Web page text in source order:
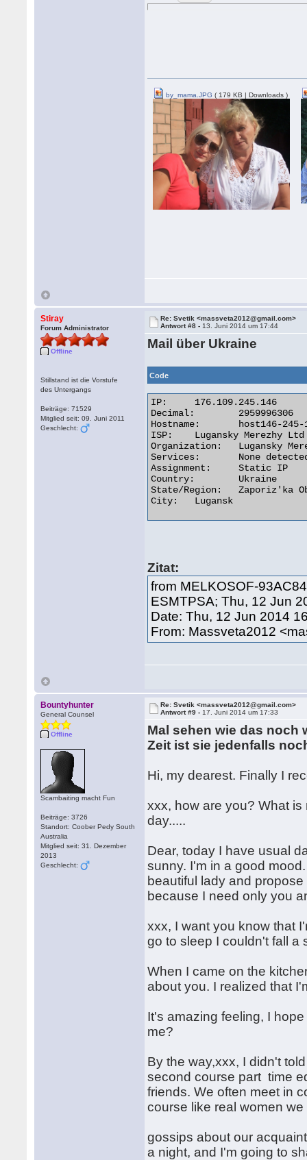
by_mama.JPG ( 179 KB | Downloads )
Stiray
Forum Administrator
Offline
Stillstand ist die Vorstufe
des Untergangs
Beiträge: 71529
Mitglied seit: 09. Juni 2011
Geschlecht:
Re: Svetik <massveta2012@gmail.com>
Antwort #8 - 13. Juni 2014 um 17:44
Mail über Ukraine
Code
IP:	176.109.245.146
Decimal:	2959996306
Hostname:	host146-245-109-176.lds.net.ua
ISP:	Lugansky Merezhy Ltd
Organization:	Lugansky Merezhy Ltd
Services:	None detected
Assignment:	Static IP
Country:	Ukraine
State/Region:	Zaporiz'ka Oblast'
City:	Lugansk
Zitat:
from MELKOSOF-
ESMTPSA; Thu, 12 Jun
Date: Thu, 12 Jun 2014
From: Massveta2012
Bountyhunter
General Counsel
Offline
Scambaiting macht Fun
Beiträge: 3726
Standort: Coober Pedy South
Australia
Mitglied seit: 31. Dezember
2013
Geschlecht:
Re: Svetik <massveta2012@gmail.com>
Antwort #9 - 17. Juni 2014 um 17:33
Mal sehen wie das noch
Zeit ist sie jedenfalls
Hi, my dearest. Finally I
xxx, how are you? What is
day.....
Dear, today I have usual
sunny. I'm in a good
beautiful lady and
because I need only you
xxx, I want you know that
go to sleep I couldn't fall a
When I came on the
about you. I realized that
It's amazing feeling, I
me?
By the way,xxx, I didn't
second course part time
friends. We often meet in
course like real women
gossips about our
a night, and I'm going to